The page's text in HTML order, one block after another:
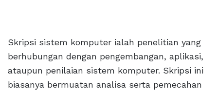
Skripsi sistem komputer ialah penelitian yang
berhubungan dengan pengembangan, aplikasi,
ataupun penilaian sistem komputer. Skripsi ini
biasanya bermuatan analisa serta pemecahan